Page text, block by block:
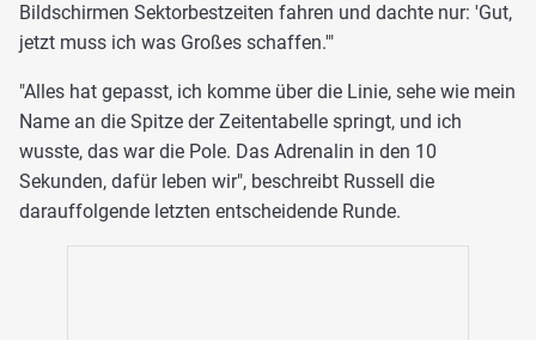
Bildschirmen Sektorbestzeiten fahren und dachte nur: 'Gut,
jetzt muss ich was Großes schaffen.'"
"Alles hat gepasst, ich komme über die Linie, sehe wie mein
Name an die Spitze der Zeitentabelle springt, und ich
wusste, das war die Pole. Das Adrenalin in den 10
Sekunden, dafür leben wir", beschreibt Russell die
darauffolgende letzten entscheidende Runde.